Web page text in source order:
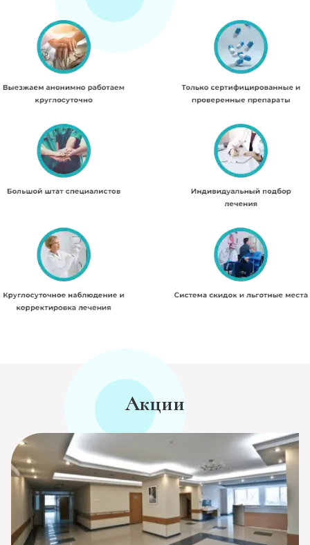
Акции